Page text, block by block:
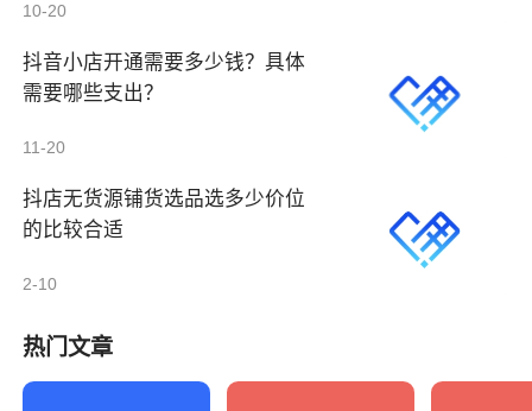
10-20
抖音小店开通需要多少钱？具体
需要哪些支出？
11-20
抖店无货源铺货选品选多少价位
的比较合适
2-10
热门文章